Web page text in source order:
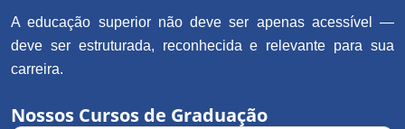
A educação superior não deve ser apenas acessível —
deve ser estruturada, reconhecida e relevante para sua
carreira.
Nossos Cursos de Graduação